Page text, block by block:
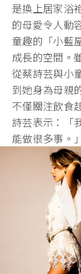
是換上居家浴
的母愛令人動
童趣的「小藍
成長的空間。
從蔡詩芸與小
到她身為母親
不僅關注飲食
詩芸表示：「
能做很多事。」